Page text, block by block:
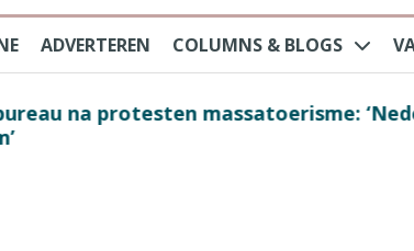
ADVERTEREN COLUMNS & BLOGS
protesten massatoerisme: